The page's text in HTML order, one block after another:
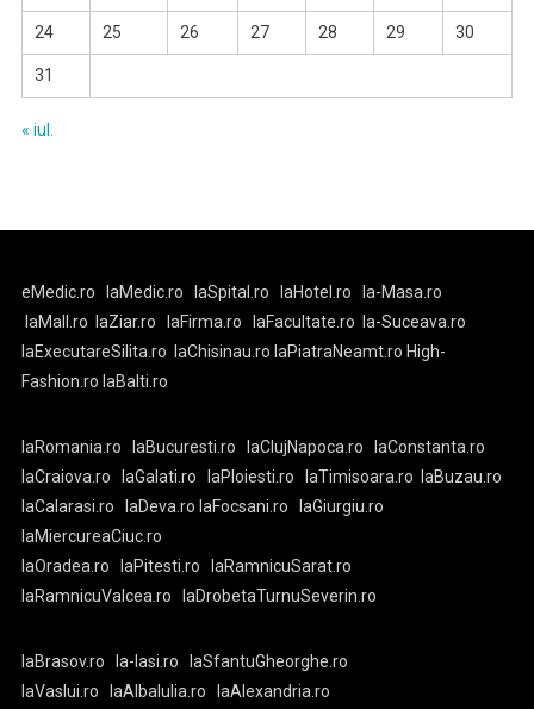
24 25 26 27 28 29 30
31
« iul.
eMedic.ro laMedic.ro laSpital.ro laHotel.ro
la-Masa.ro
laMall.ro
laZiar.ro laFirma.ro laFacultate.ro
la-Suceava.ro
laExecutareSilita.ro
laChisinau.ro laPiatraNeamt.ro High-
Fashion.ro laBalti.ro
laRomania.ro laBucuresti.ro laClujNapoca.ro
laConstanta.ro
laCraiova.ro
laGalati.ro laPloiesti.ro laTimisoara.ro
laBuzau.ro
laCalarasi.ro
laDeva.ro laFocsani.ro
laGiurgiu.ro
laMiercureaCiuc.ro
laOradea.ro
laPitesti.ro
laRamnicuSarat.ro
laRamnicuValcea.ro
laDrobetaTurnuSeverin.ro
laBrasov.ro la-Iasi.ro
laSfantuGheorghe.ro
laVaslui.ro
laAlbaIulia.ro laAlexandria.ro